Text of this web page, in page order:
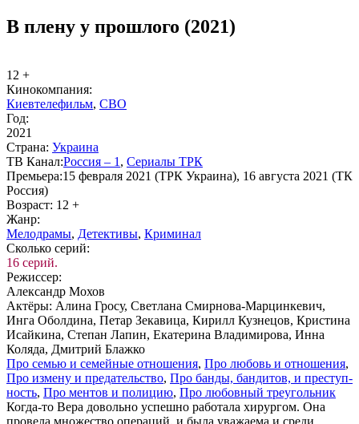
В плену у прошлого (2021)
12 +
Ки­но­ком­па­ния:
Киевтелефильм, СВО
Год:
2021
Стра­на: Ук­раи­на
ТВ Ка­нал:Рос­сия – 1 , Се­риа­лы ТРК
Пре­мье­ра:15 февраля 2021 (ТРК Украина), 16 августа 2021 (ТК
Россия)
Воз­раст: 12 +
Жанр:
Ме­ло­дра­мы, Де­тек­ти­вы, Кри­ми­нал
Сколь­ко се­рий:
16 серий.
Ре­жис­сер:
Александр Мохов
Ак­тё­ры: Алина Гросу, Светлана Смирнова-Марцинкевич,
Инга Оболдина, Петар Зекавица, Кирилл Кузнецов, Кристина
Исайкина, Степан Лапин, Екатерина Владимирова, Инна
Коляда, Дмитрий Блажко
Про се­мью и се­мей­ные от­но­ше­ния, Про лю­бовь и от­но­ше­ния,
Про из­ме­ну и пре­да­тель­ст­во, Про бан­ды, бан­ди­тов, и пре­ступ­
ность, Про мен­тов и по­ли­цию, Про лю­бов­ный тре­уголь­ник
Когда-то Вера довольно успешно работала хирургом. Она
провела множество операций, и была уважаема и среди